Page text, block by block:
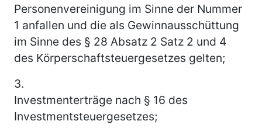
Personenvereinigung im Sinne der Nummer
1 anfallen und die als Gewinnausschüttung
im Sinne des § 28 Absatz 2 Satz 2 und 4
des Körperschaftsteuergesetzes gelten;
3.
Investmenterträge nach § 16 des
Investmentsteuergesetzes;